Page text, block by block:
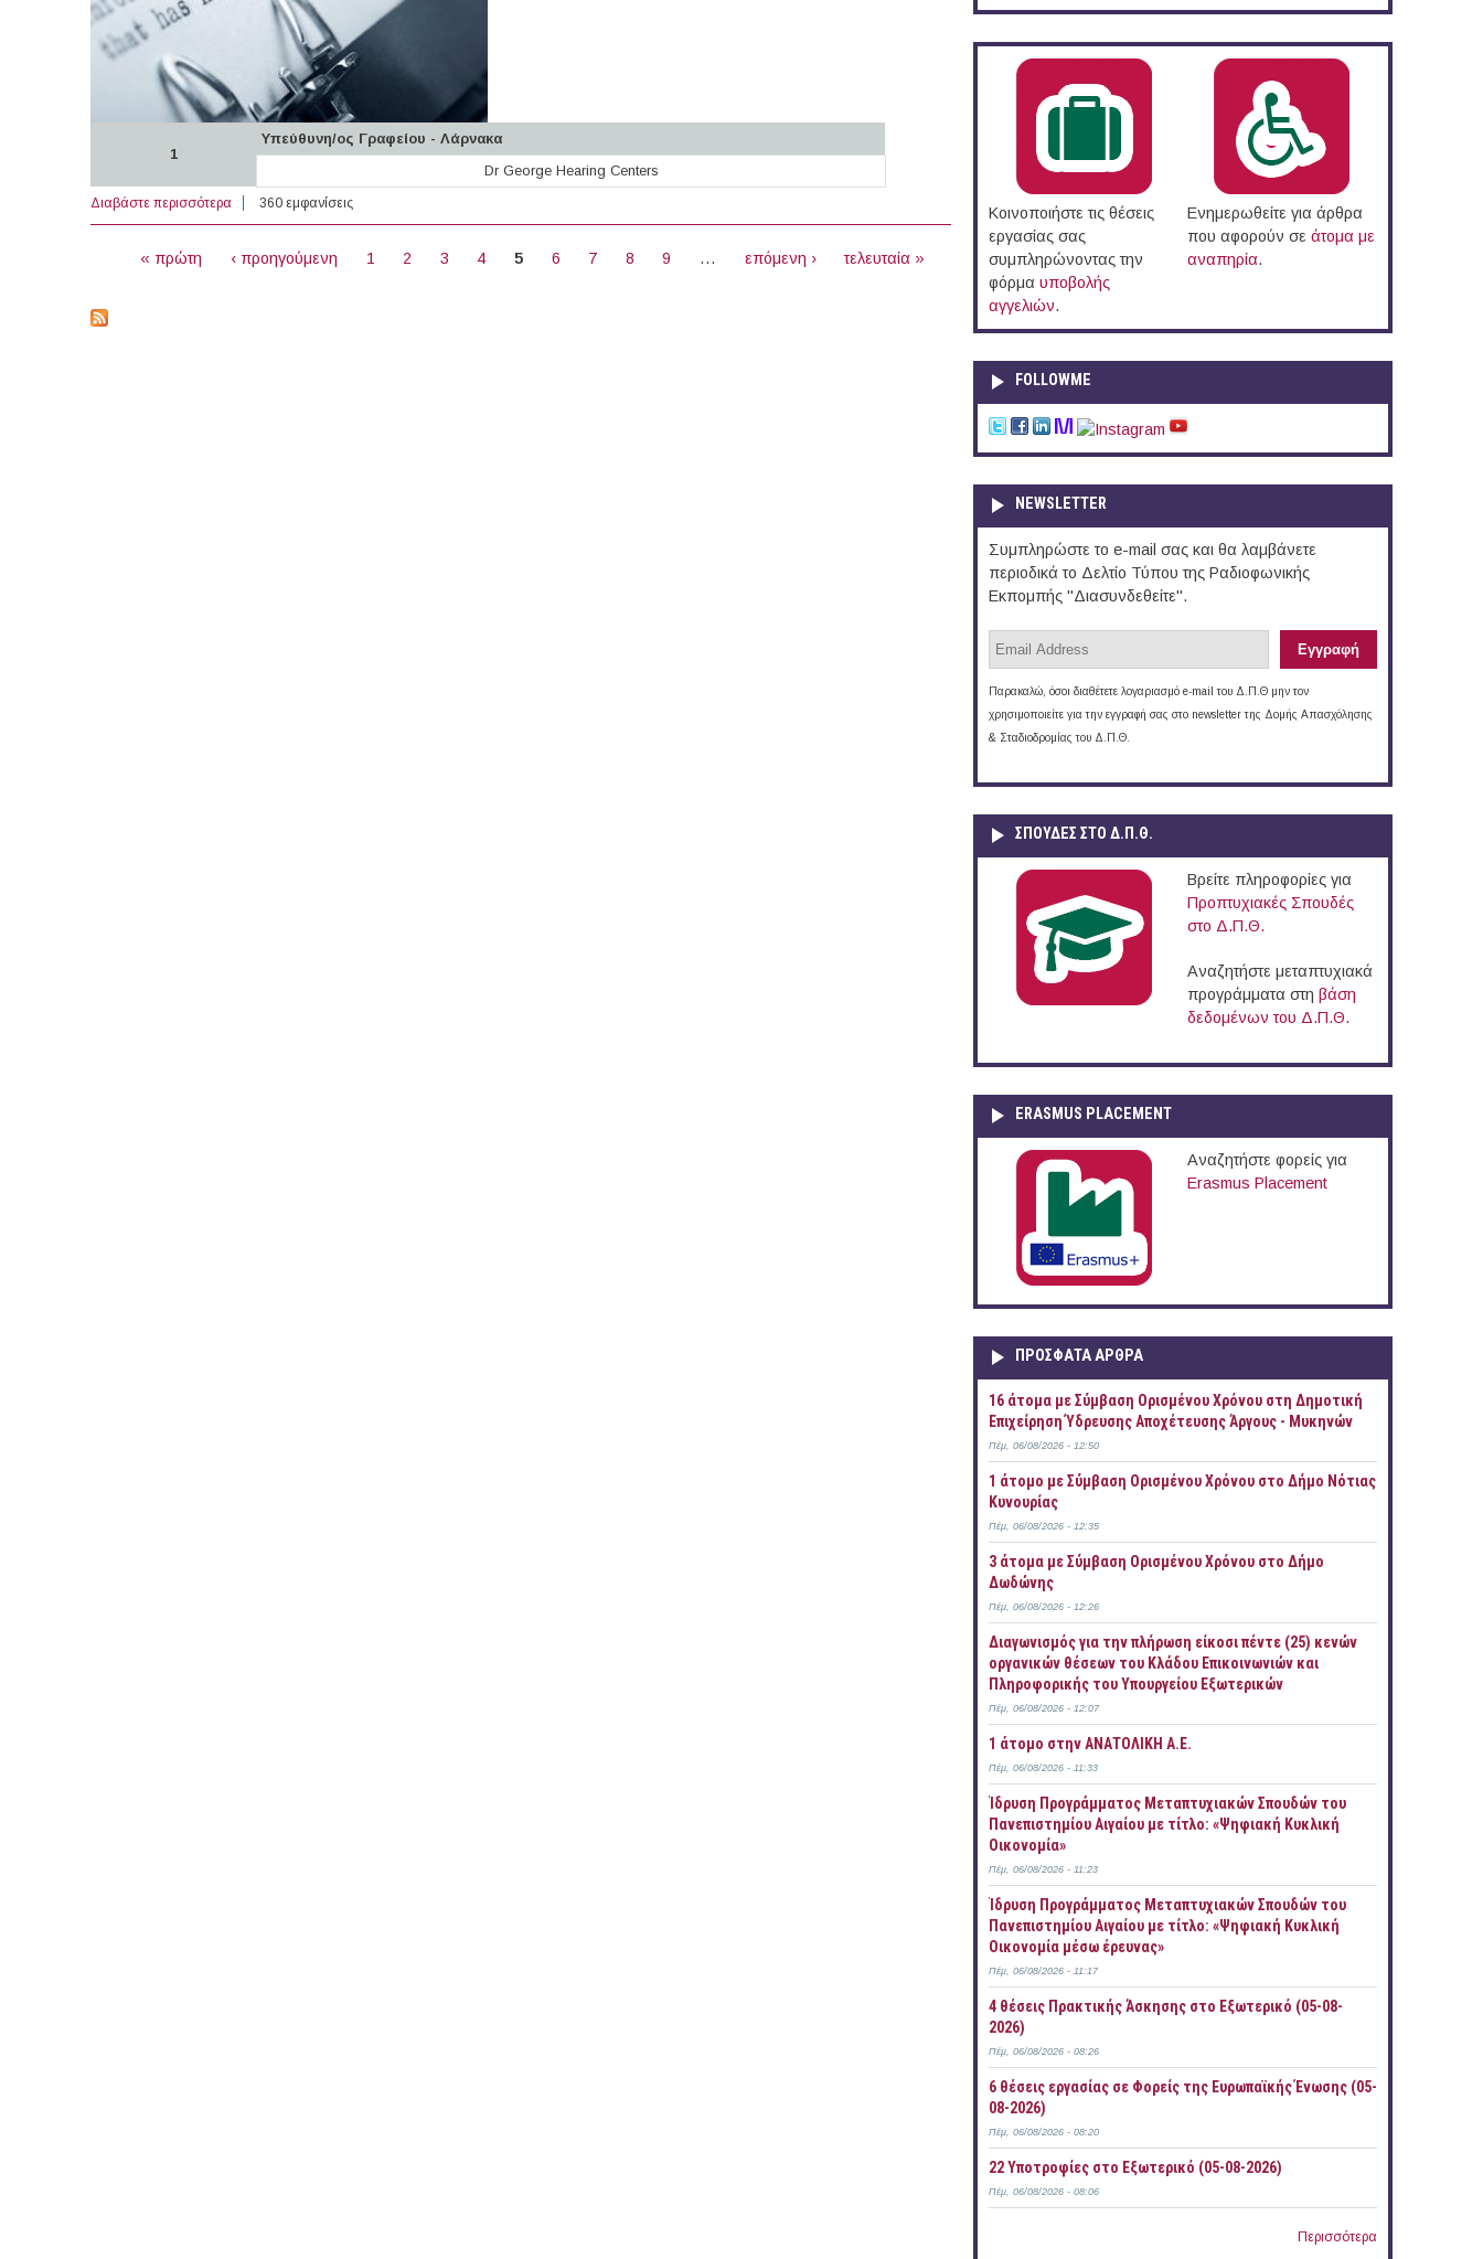
1
Υπεύθυνη/ος Γραφείου - Λάρνακα
Dr George Hearing Centers
Διαβάστε περισσότερα για 68 θέσεις εργασίας στον Ιδιωτικό Τομέα στην Κύπρο (17-06-2026)
360 εμφανίσεις
« πρώτη ‹ προηγούμενη 1 2 3 4 5 6 7 8 9 … επόμενη › τελευταία »
Κοινοποιήστε τις θέσεις
εργασίας σας
συμπληρώνοντας την
φόρμα υποβολής
αγγελιών.
Ενημερωθείτε για άρθρα
που αφορούν σε άτομα με
αναπηρία.
FOLLOWME
NEWSLETTER
Συμπληρώστε το e-mail σας και θα λαμβάνετε
περιοδικά το Δελτίο Τύπου της Ραδιοφωνικής
Εκπομπής "Διασυνδεθείτε".
Παρακαλώ, όσοι διαθέτετε λογαριασμό e-mail του Δ.Π.Θ μην τον
χρησιμοποιείτε για την εγγραφή σας στο newsletter της Δομής Απασχόλησης
& Σταδιοδρομίας του Δ.Π.Θ.
ΣΠΟΥΔΈΣ ΣΤΟ Δ.Π.Θ.
Βρείτε πληροφορίες για
Προπτυχιακές Σπουδές
στο Δ.Π.Θ.
Αναζητήστε μεταπτυχιακά
προγράμματα στη βάση
δεδομένων του Δ.Π.Θ.
ERASMUS PLACEMENT
Αναζητήστε φορείς για
Erasmus Placement
ΠΡOΣΦΑΤΑ AΡΘΡΑ
16 άτομα με Σύμβαση Ορισμένου Χρόνου στη Δημοτική
Επιχείρηση Ύδρευσης Αποχέτευσης Άργους - Μυκηνών
Πέμ, 06/08/2026 - 12:50
1 άτομο με Σύμβαση Ορισμένου Χρόνου στο Δήμο Νότιας
Κυνουρίας
Πέμ, 06/08/2026 - 12:35
3 άτομα με Σύμβαση Ορισμένου Χρόνου στο Δήμο
Δωδώνης
Πέμ, 06/08/2026 - 12:26
Διαγωνισμός για την πλήρωση είκοσι πέντε (25) κενών
οργανικών θέσεων του Κλάδου Επικοινωνιών και
Πληροφορικής του Υπουργείου Εξωτερικών
Πέμ, 06/08/2026 - 12:07
1 άτομο στην ΑΝΑΤΟΛΙΚΗ Α.Ε.
Πέμ, 06/08/2026 - 11:33
Ίδρυση Προγράμματος Μεταπτυχιακών Σπουδών του
Πανεπιστημίου Αιγαίου με τίτλο: «Ψηφιακή Κυκλική
Οικονομία»
Πέμ, 06/08/2026 - 11:23
Ίδρυση Προγράμματος Μεταπτυχιακών Σπουδών του
Πανεπιστημίου Αιγαίου με τίτλο: «Ψηφιακή Κυκλική
Οικονομία μέσω έρευνας»
Πέμ, 06/08/2026 - 11:17
4 θέσεις Πρακτικής Άσκησης στο Εξωτερικό (05-08-
2026)
Πέμ, 06/08/2026 - 08:26
6 θέσεις εργασίας σε Φορείς της Ευρωπαϊκής Ένωσης (05-
08-2026)
Πέμ, 06/08/2026 - 08:20
22 Υποτροφίες στο Εξωτερικό (05-08-2026)
Πέμ, 06/08/2026 - 08:06
Περισσότερα